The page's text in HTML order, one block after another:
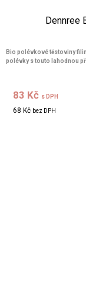
Dennree
Bio polévkové těstoviny
polévky s touto lahodnou
83 Kč s DPH
68 Kč bez DPH